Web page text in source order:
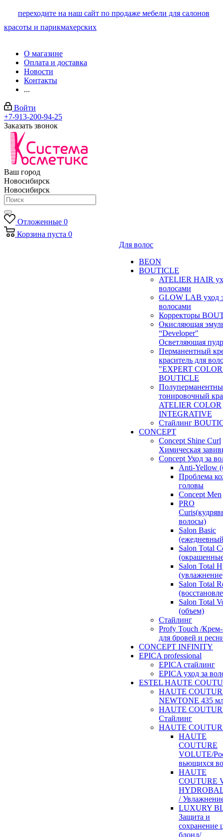
переходите на наш сайт по продаже мебели для салонов
красоты и парикмахерских
О магазине
Оплата и доставка
Новости
Контакты
...
Войти
+7-913-200-94-25
Заказать звонок
Ваш город
Новосибирск
Новосибирск
Отложенные 0
Корзина пуста 0
Для волос
BEON
BOUTICLE
ATELIER HAIR
волосами
GLOW LAB уход
волосами
Корректоры
Окисляющая
“Developer"
Осветляющая
Перманентный
краситель для
"EXPERT
BOUTICLE
тонировочный
ATELIER COLOR
INTEGRATIVE
Стайлинг
CONCEPT
Concept Shine Curl
Химическая
Concept Уход за
Anti-Yellow
Проблема
головы
Concept Men
PRO
волосы)
Salon Basic
Salon Total
Salon Total
Salon Total
Salon Total
(объем)
Стайлинг
Profy Touch /Крем-
для бровей и
CONCEPT INFINITY
EPICA professional
EPICA стайлинг
EPICA уход за
ESTEL HAUTE
HAUTE
NEWTONE 435
HAUTE
Стайлинг
HAUTE
HAUTE
COUTURE
VOLUTE/
вьющихся
HAUTE
COUTURE
/
LUXURY
Защита и
сохранение
блонд/